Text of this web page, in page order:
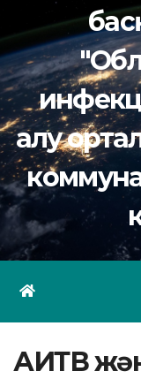
алу
АИТВ